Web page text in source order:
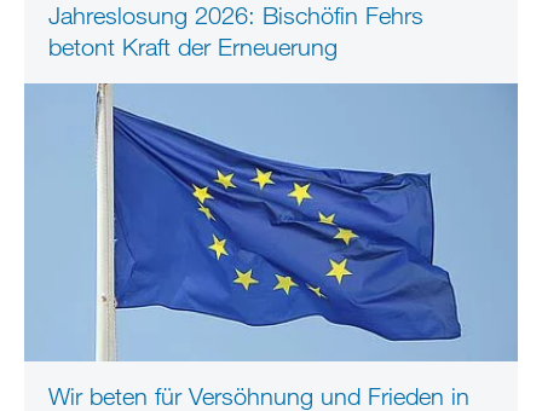
Jahreslosung 2026: Bischöfin Fehrs
betont Kraft der Erneuerung
Wir beten für Versöhnung und Frieden in